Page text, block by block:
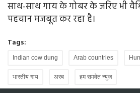
साथ-साथ गाय के गोबर के जरिए भी
पहचान मजबूत कर रहा है।
Tags:
Indian cow dung Arab countries
भारतीय गाय अरब हम समवेत न्‍युज